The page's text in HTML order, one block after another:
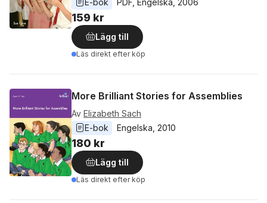
E-bok PDF Engelska 2006
159 kr
Lägg till
Läs direkt efter köp
More Brilliant Stories for Assemblies
Av Elizabeth Sach
E-bok
Engelska 2010
180 kr
Lägg till
Läs direkt efter köp